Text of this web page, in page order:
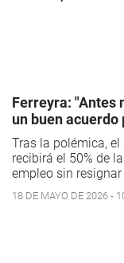
Ferreyra: "Antes
un buen
Tras la polémica,
recibirá el 50% de
empleo sin
18 DE MAYO DE 2026 -